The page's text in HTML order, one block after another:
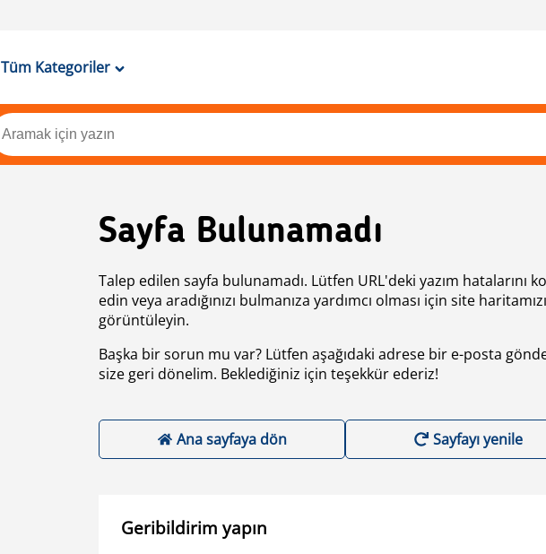
Tüm Kategoriler
Sayfa Bulunamadı
Talep edilen sayfa bulunamadı. Lütfen URL'deki yazım hatalarını
edin veya aradığınızı bulmanıza yardımcı olması için site haritamızı
görüntüleyin.
Başka bir sorun mu var? Lütfen aşağıdaki adrese bir e-posta
size geri dönelim. Beklediğiniz için teşekkür ederiz!
Ana sayfaya dön Sayfayı yenile
Geribildirim yapın